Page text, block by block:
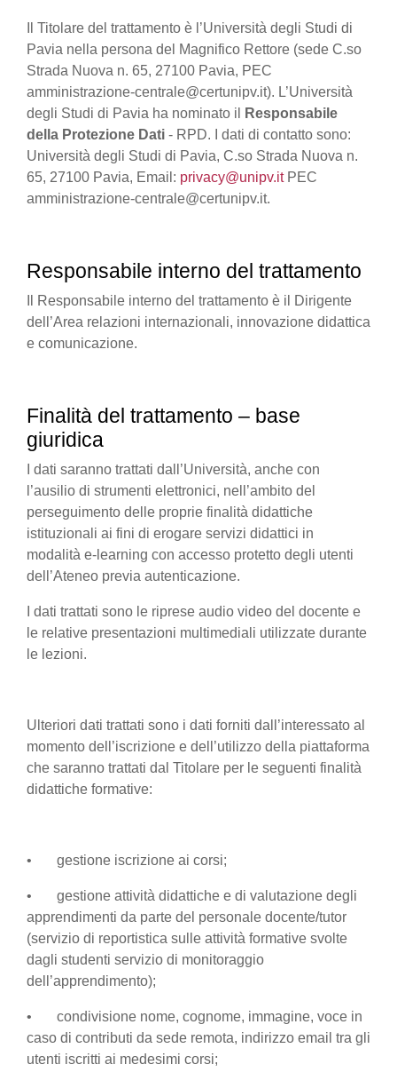
Il Titolare del trattamento è l’Università degli Studi di
Pavia nella persona del Magnifico Rettore (sede C.so
Strada Nuova n. 65, 27100 Pavia, PEC
amministrazione-centrale@certunipv.it). L’Università
degli Studi di Pavia ha nominato il
Responsabile
della Protezione Dati - RPD. I dati di contatto sono:
Università degli Studi di Pavia, C.so Strada Nuova n.
65, 27100 Pavia, Email: privacy@unipv.itPEC
amministrazione-centrale@certunipv.it.
Responsabile interno del trattamento
Il Responsabile interno del trattamento è il Dirigente
dell’Area relazioni internazionali, innovazione didattica
e comunicazione.
Finalità del trattamento – base
giuridica
I dati saranno trattati dall’Università, anche con
l’ausilio di strumenti elettronici, nell’ambito del
perseguimento delle proprie finalità didattiche
istituzionali ai fini di erogare servizi didattici in
modalità e-learning con accesso protetto degli utenti
dell’Ateneo previa autenticazione.
I dati trattati sono le riprese audio video del docente e
le relative presentazioni multimediali utilizzate durante
le lezioni.
Ulteriori dati trattati sono i dati forniti dall’interessato al
momento dell’iscrizione e dell’utilizzo della piattaforma
che saranno trattati dal Titolare per le seguenti finalità
didattiche formative:
• gestione iscrizione ai corsi;
• gestione attività didattiche e di valutazione degli
apprendimenti da parte del personale docente/tutor
(servizio di reportistica sulle attività formative svolte
dagli studenti servizio di monitoraggio
dell’apprendimento);
• condivisione nome, cognome, immagine, voce in
caso di contributi da sede remota, indirizzo email tra gli
utenti iscritti ai medesimi corsi;